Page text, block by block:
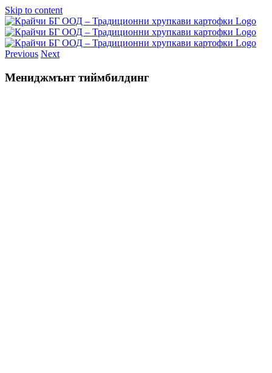
Skip to content
Previous Next
Мениджмънт тиймбилдинг